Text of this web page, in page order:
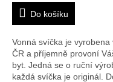
Do košíku
Vonná svíčka je vyrobena
ČR a příjemně provoní
byt. Jedná se o ruční
každá svíčka je originál.